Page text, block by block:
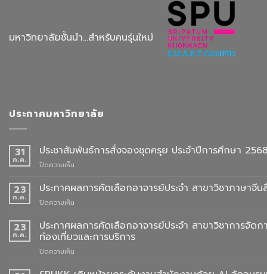
มหาวิทยาลัยชั้นนำ...สำหรับคนรุ่นใหม่
ประกาศมหาวิทยาลัย
31
ก.ค.
ประชาสัมพันธ์การสั่งจองชุดครุย ประจำปีการศึกษา
ปิดความเห็น
การ
ครุย
ประจำ
23
ก.ค.
ประกาศผลการคัดเลือกอาจารย์ประจำ สาขาวิชาภาษา
ปิดความเห็น
ผล
การ
คัด
23
ก.ค.
ประกาศผลการคัดเลือกอาจารย์ประจำ สาขาวิชาการจั
ท่องเที่ยวและการบริการ
ปิดความเห็น
ผล